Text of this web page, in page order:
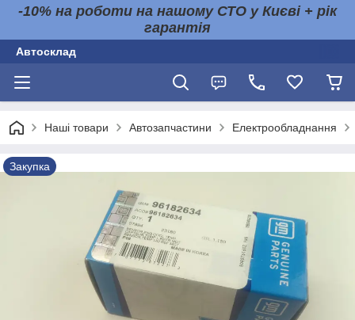
-10% на роботи на нашому СТО у Києві + рік
гарантія
Автосклад
Наші товари Автозапчастини Електрообладнання
Закупка